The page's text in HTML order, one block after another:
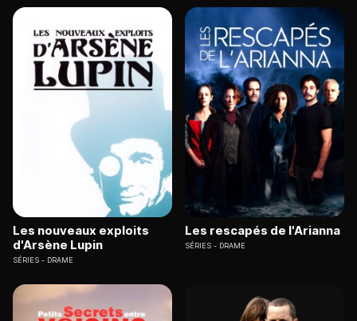
Les nouveaux exploits
d'Arsène Lupin
SÉRIES DRAME
Les rescapés de l'Arianna
SÉRIES DRAME